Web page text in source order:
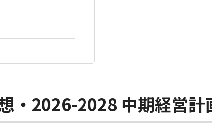
・2026-2028 中期経営計